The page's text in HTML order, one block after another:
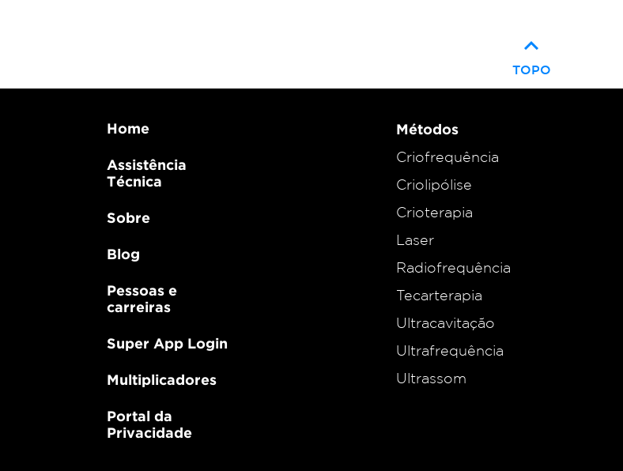
keyboard_arrow_up
TOPO
Home
Assistência
Técnica
Sobre
Blog
Pessoas e
carreiras
Super App Login
Multiplicadores
Portal da
Privacidade
Métodos
Criofrequência
Criolipólise
Crioterapia
Laser
Radiofrequência
Tecarterapia
Ultracavitação
Ultrafrequência
Ultrassom